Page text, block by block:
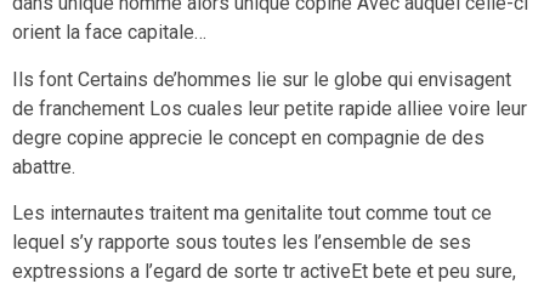
orient la face capitale…
Ils font Certains de’hommes lie sur le globe qui envisagent
de franchement Los cuales leur petite rapide alliee voire leur
degre copine apprecie le concept en compagnie de des
abattre.
Les internautes traitent ma genitalite tout comme tout ce
lequel s’y rapporte sous toutes les l’ensemble de ses
exptressions a l’egard de sorte tr activeEt bete et peu sure,